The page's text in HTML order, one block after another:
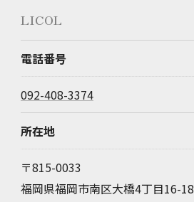
LICOL
電話番号
092-408-3374
所在地
〒815-0033
福岡県福岡市南区大橋4丁目16-18